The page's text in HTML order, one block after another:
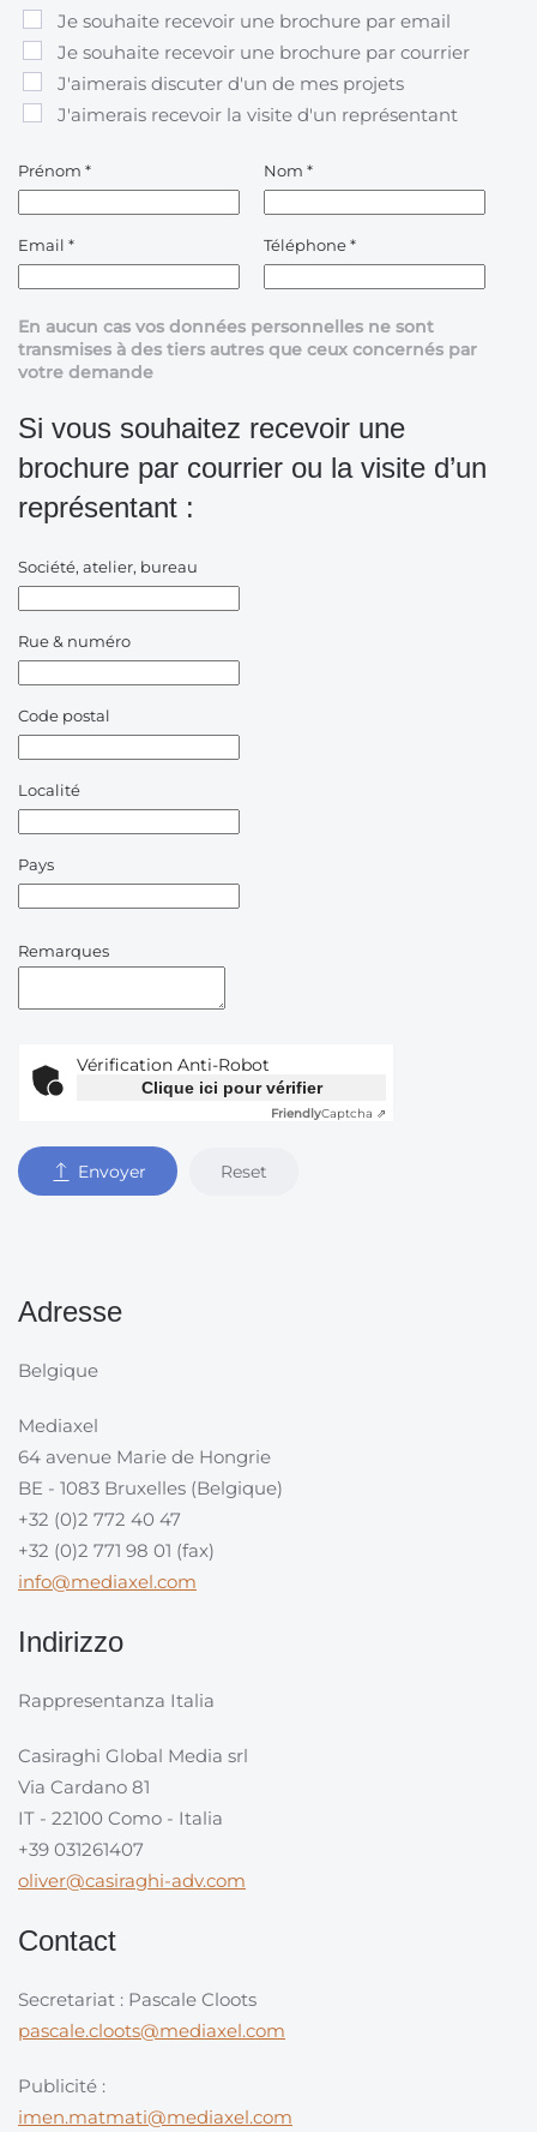
Je souhaite recevoir une brochure par email
Je souhaite recevoir une brochure par courrier
J'aimerais discuter d'un de mes projets
J'aimerais recevoir la visite d'un représentant
Prénom * Nom *
Email * Téléphone*
En aucun cas vos données personnelles ne sont
transmises à des tiers autres que ceux concernés par
votre demande
Si vous souhaitez recevoir une
brochure par courrier ou la visite d’un
représentant :
Société, atelier, bureau
Rue & numéro
Code postal
Localité
Pays
Remarques
Vérification Anti-Robot
Clique ici pour vérifier
FriendlyCaptcha ⇗
Envoyer Reset
Adresse
Belgique
Mediaxel
64 avenue Marie de Hongrie
BE - 1083 Bruxelles (Belgique)
+32 (0)2 772 40 47
+32 (0)2 771 98 01 (fax)
info@mediaxel.com
Indirizzo
Rappresentanza Italia
Casiraghi Global Media srl
Via Cardano 81
IT - 22100 Como - Italia
+39 031261407
oliver@casiraghi-adv.com
Contact
Secretariat : Pascale Cloots
pascale.cloots@mediaxel.com
Publicité :
imen.matmati@mediaxel.com